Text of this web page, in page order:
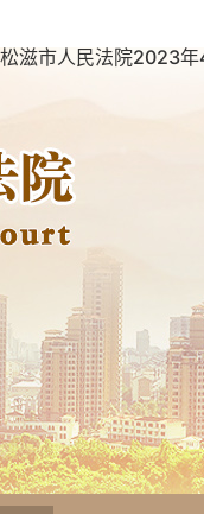
松滋市人民法院2023